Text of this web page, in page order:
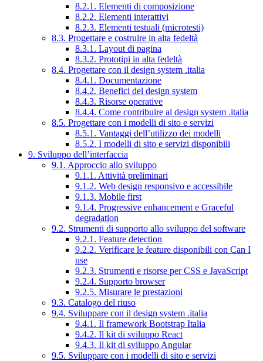
8.2.1. Elementi di composizione
8.2.2. Elementi interattivi
8.2.3. Elementi testuali (microtesti)
8.3. Progettare e costruire in alta fedeltà
8.3.1. Layout di pagina
8.3.2. Prototipi in alta fedeltà
8.4. Progettare con il design system .italia
8.4.1. Documentazione
8.4.2. Benefici del design system
8.4.3. Risorse operative
8.4.4. Come contribuire al design system .italia
8.5. Progettare con i modelli di sito e servizi
8.5.1. Vantaggi dell’utilizzo dei modelli
8.5.2. I modelli di sito e servizi disponibili
9. Sviluppo dell’interfaccia
9.1. Approccio allo sviluppo
9.1.1. Attività preliminari
9.1.2. Web design responsivo e accessibile
9.1.3. Mobile first
9.1.4. Progressive enhancement e Graceful
degradation
9.2. Strumenti di supporto allo sviluppo del software
9.2.1. Feature detection
9.2.2. Verificare le feature disponibili con Can I
use
9.2.3. Strumenti e risorse per CSS e JavaScript
9.2.4. Supporto browser
9.2.5. Misurare le prestazioni
9.3. Catalogo del riuso
9.4. Sviluppare con il design system .italia
9.4.1. Il framework Bootstrap Italia
9.4.2. Il kit di sviluppo React
9.4.3. Il kit di sviluppo Angular
9.5. Sviluppare con i modelli di sito e servizi